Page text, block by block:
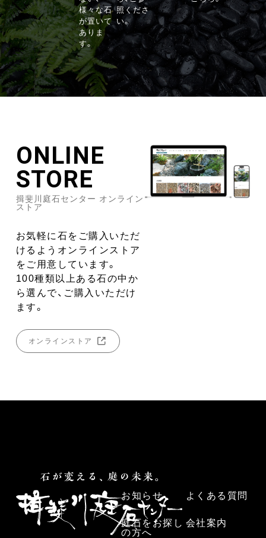
様々な石
が置いて
ありま
す。
照くださ
い。
ONLINE
STORE
揖斐川庭石センター オンライン
ストア
お気軽に石をご購入いただ
けるようオンラインストア
をご用意しています。
100種類以上ある石の中か
ら選んで、ご購入いただけ
ます。
オンラインストア
お知らせ
庭石をお探し
の方へ
よくある質問
会社案内